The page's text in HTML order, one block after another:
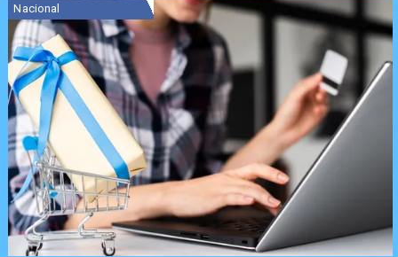
Nacional